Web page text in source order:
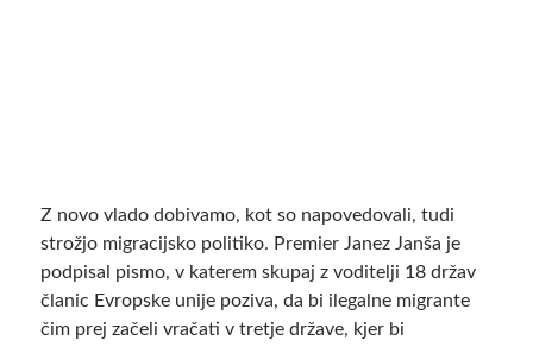
Z novo vlado dobivamo, kot so napovedovali, tudi
strožjo migracijsko politiko. Premier Janez Janša je
podpisal pismo, v katerem skupaj z voditelji 18 držav
članic Evropske unije poziva, da bi ilegalne migrante
čim prej začeli vračati v tretje države, kjer bi